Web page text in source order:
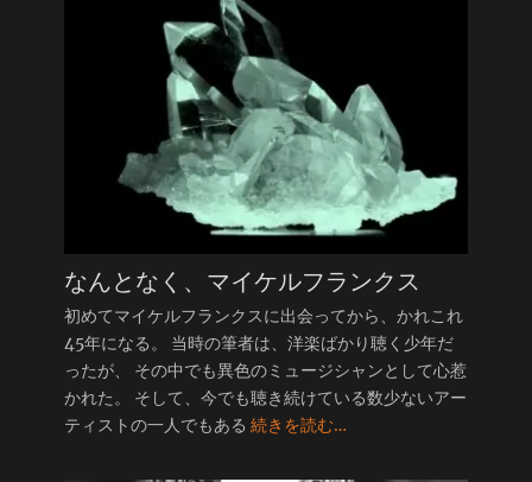
なんとなく、マイケルフランクス
初めてマイケルフランクスに出会ってから、かれこれ
45年になる。 当時の筆者は、洋楽ばかり聴く少年だ
ったが、 その中でも異色のミュージシャンとして心惹
かれた。 そして、今でも聴き続けている数少ないアー
ティストの一人でもある 続きを読む…